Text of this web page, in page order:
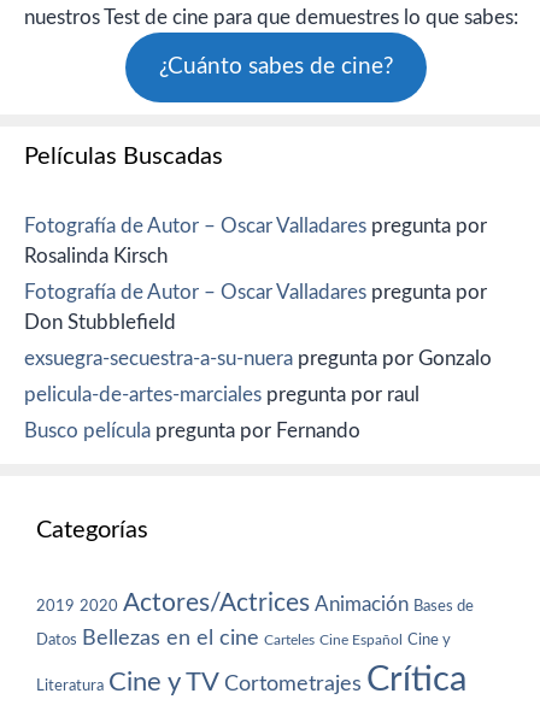
nuestros Test de cine para que demuestres lo que sabes:
¿Cuánto sabes de cine?
Películas Buscadas
Fotografía de Autor – Oscar Valladares pregunta por
Rosalinda Kirsch
Fotografía de Autor – Oscar Valladares pregunta por
Don Stubblefield
exsuegra-secuestra-a-su-nuera pregunta por Gonzalo
pelicula-de-artes-marciales pregunta por raul
Busco película pregunta por Fernando
Categorías
2019 2020 Actores/Actrices Animación Bases de
Datos Bellezas en el cine Carteles Cine Español Cine y
Literatura Cine y TV Cortometrajes Crítica